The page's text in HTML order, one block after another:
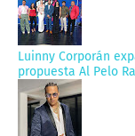
Luinny Corporán
propuesta Al Pelo